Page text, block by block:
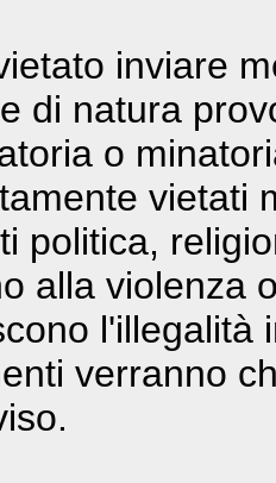
inviare
di natura
o
vietati
politica,
alla violenza
l'illegalità
verranno